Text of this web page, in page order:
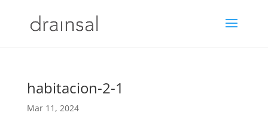
habitacion-2-1
Mar 11, 2024